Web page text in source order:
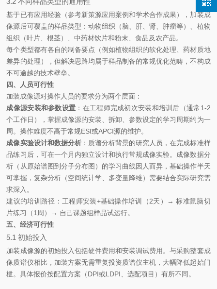
基于已有应用经验（参考新策源应用案例和学术合作成果），加装成
像源后可覆盖的样品类型：动物组织（脑、肝、肾、肿瘤等）、植物
组织（叶片、根茎）、中药材饮片和粉末、食品及农产品。
每个类型都有各自的制备要点（例如植物组织的软化处理、药材质地
差异的处理），但解决思路均属于样品制备的常规优化范畴，不构成
不可逾越的技术壁垒。
四、人员可行性
加装成像源对操作人员的要求分为两个层面：
成像源安装和参数设置 ：在工程师完成初次安装和培训后（通常1-2
个工作日），掌握成像源的安装、拆卸、参数设定的学习周期约为一
周。操作难度不高于常规ESI或APCI源的维护。
成像实验设计和数据分析：质谱分析背景的研究人员，在完成标准样
品练习后，可在一个月内独立设计和执行常规成像实验。成像数据分
析（从原始谱图到分子分布图）的学习曲线因人而异，基础操作半天
可掌握，复杂分析（空间统计学、多变量降维）需要结合实际研究需
求深入。
建议的培训路径：工程师安装+基础操作培训（2天）→ 标准鼠脑切
片练习（1周）→ 自己课题组样品试运行。
五、经济可行性
5.1 初始投入
加装成像源的初始投入包括硬件费用和安装调试费用。与采购整套成
像质谱仪相比，加装方案无需重复投资质谱仪主机，大幅降低起始门
槛。具体报价按配置方案（DPI或LDPI、选配项目）有所不同。